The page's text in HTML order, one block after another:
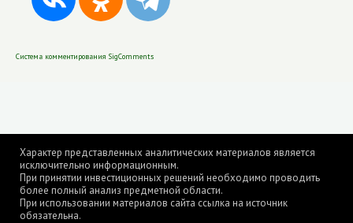
Система комментирования SigComments
Характер представленных аналитических материалов является
исключительно информационным.
При принятии инвестиционных решений необходимо проводить
более полный анализ предметной области.
При использовании материалов сайта ссылка на источник
обязательна.